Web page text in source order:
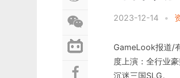
2023-12-14 •
GameLook报道/
度上演：全行业
沉迷三国SLG。